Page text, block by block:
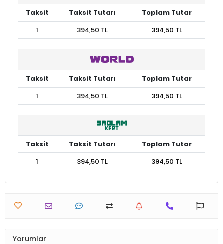
Taksit Taksit Tutarı
Toplam Tutar
1
394,50 TL 394,50 TL
Taksit Taksit Tutarı
Toplam Tutar
1
394,50 TL 394,50 TL
Taksit Taksit Tutarı
Toplam Tutar
1
394,50 TL 394,50 TL
Yorumlar